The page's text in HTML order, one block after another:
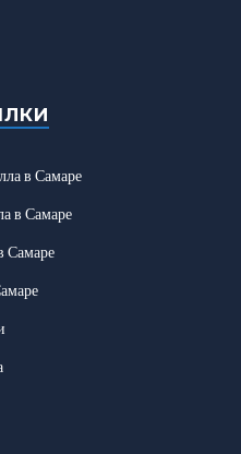
в Самаре
в Самаре
Самаре